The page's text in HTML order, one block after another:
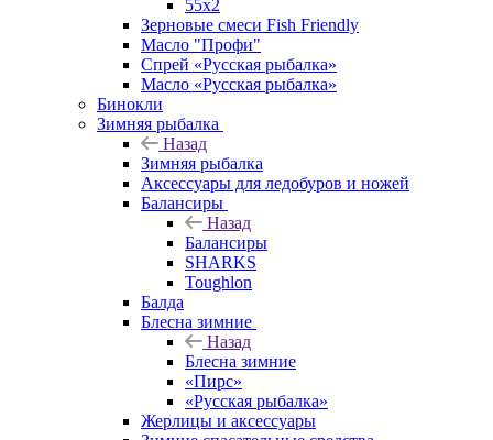
55х2
Зерновые смеси Fish Friendly
Масло "Профи"
Спрей «Русская рыбалка»
Масло «Русская рыбалка»
Бинокли
Зимняя рыбалка
Назад
Зимняя рыбалка
Аксессуары для ледобуров и ножей
Балансиры
Назад
Балансиры
SHARKS
Toughlon
Балда
Блесна зимние
Назад
Блесна зимние
«Пирс»
«Русская рыбалка»
Жерлицы и аксессуары